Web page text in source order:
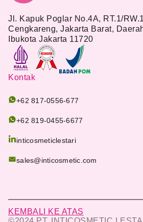
Jl. Kapuk Poglar No.4A, RT.1/
Cengkareng, Jakarta Barat,
Ibukota Jakarta 11720
Kontak
+62 817-0556-677
+62 819-0455-6677
inticosmeticlestari
sales@inticosmetic.com
KEMBALI KE ATAS